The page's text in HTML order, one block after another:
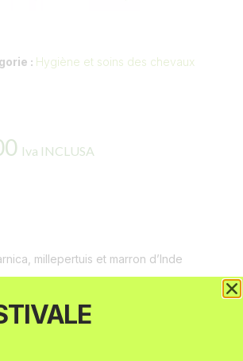
: Hygiène et soins des chevaux
Iva INCLUSA
millepertuis et marron d’Inde
sensation de fraîcheur